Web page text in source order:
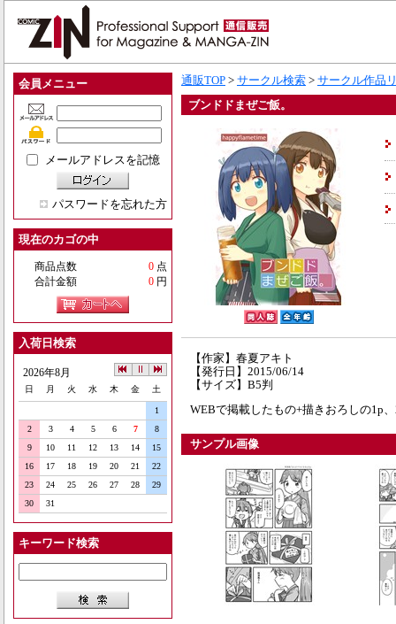
会員メニュー
メールアドレスを記憶
パスワードを忘れた方
現在のカゴの中
商品点数 0 点
合計金額
0 円
入荷日検索
2026年8月
日 月 火 水 木 金 土
1
2
3 4 5 6 7
8
9
10 11 12 13 14
15
16
17 18 19 20 21
22
23
24 25 26 27 28
29
30
31
キーワード検索
通販TOP > サークル検索 > サークル作品
ブンドドまぜご飯。
【作家】春夏アキト
【発行日】2015/06/14
【サイズ】B5判
WEBで掲載したもの+描きおろしの1p
サンプル画像